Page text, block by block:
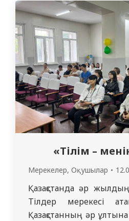
«Жалпы медицина»
курс студенттері
студенттері 3511
деканатының…
«Тілім –
Мерекелер, Оқушылар
Қазақстанда әр
Тілдер мерекесі
Қазақстанның әр